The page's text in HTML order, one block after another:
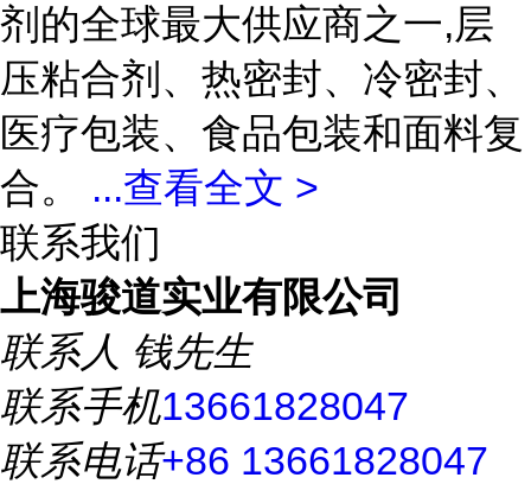
剂的全球最大供应商之一,层
压粘合剂、热密封、冷密封、
医疗包装、食品包装和面料复
合。 ...查看全文 >
联系我们
上海骏道实业有限公司
联系人 钱先生
联系手机13661828047
联系电话+86 13661828047